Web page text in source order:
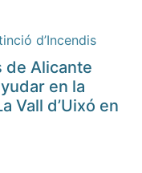
d’Incendis
de Alicante
en la
Vall d’Uixó en